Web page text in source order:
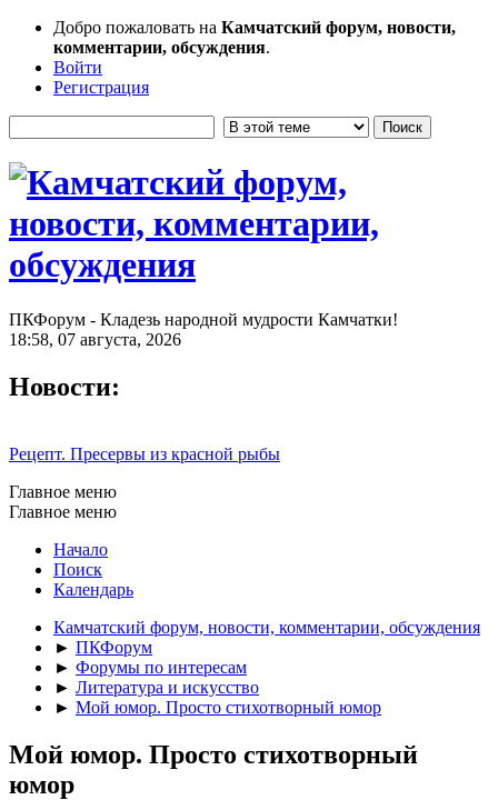
Добро пожаловать на Камчатский форум, новости,
комментарии, обсуждения.
Войти
Регистрация
ПКФорум - Кладезь народной мудрости Камчатки!
18:58, 07 августа, 2026
Новости:
Рецепт. Пресервы из красной рыбы
Главное меню
Главное меню
Начало
Поиск
Календарь
Камчатский форум, новости, комментарии, обсуждения
► ПКФорум
► Форумы по интересам
► Литература и искусство
► Мой юмор. Просто стихотворный юмор
Мой юмор. Просто стихотворный
юмор